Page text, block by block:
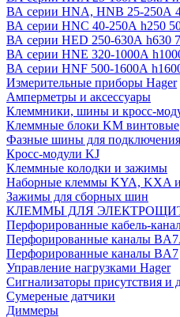
ВА серии HNA, HNB 25-250А
ВА серии HNC 40-250А h250
ВА серии HED 250-630А h630
ВА серии HNE 320-1000А
ВА серии HNF 500-1600А
Измерительные приборы Hager
Амперметры и аксессуары
Клеммники, шины и кросс-
Клеммные блоки KM винтовые
Фазные шины для
Кросс-модули KJ
Клеммные колодки и зажимы
Наборные клеммы KYA, KXA и
Зажимы для сборных шин
КЛЕММЫ ДЛЯ
Перфорированные кабель-
Перфорированные каналы
Перфорированные каналы BA7
Управление нагрузками Hager
Сигнализаторы присутствия и
Сумереные датчики
Диммеры